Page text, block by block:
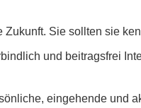
Zukunft. Sie sollten sie
und beitragsfrei
eingehende und